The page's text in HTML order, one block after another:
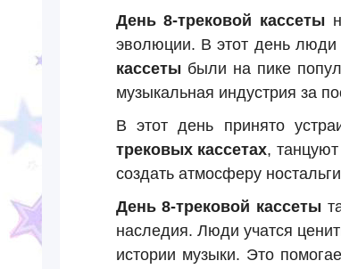
День 8-трековой кассеты
эволюции. В этот день люди
кассетыбыли на пике
музыкальная индустрия за
В этот день принято
трековых кассетах,
создать атмосферу
День 8-трековой кассеты
наследия. Люди учатся
истории музыки. Это